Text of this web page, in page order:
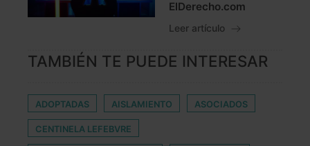
ElDerecho.com
Leer artículo
TAMBIÉN TE PUEDE INTERESAR
ADOPTADAS AISLAMIENTO ASOCIADOS
CENTINELA LEFEBVRE